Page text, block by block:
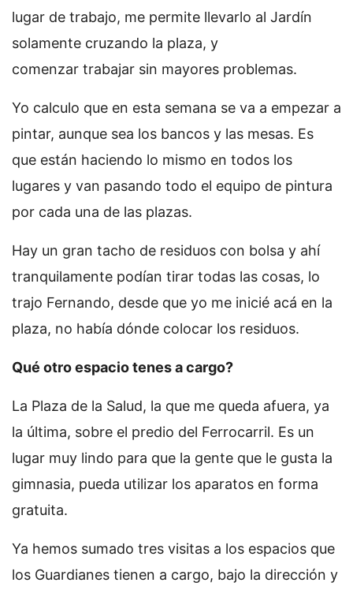
lugar de trabajo, me permite llevarlo al Jardín
solamente cruzando la plaza, y
comenzar trabajar sin mayores problemas.
Yo calculo que en esta semana se va a empezar a
pintar, aunque sea los bancos y las mesas. Es
que están haciendo lo mismo en todos los
lugares y van pasando todo el equipo de pintura
por cada una de las plazas.
Hay un gran tacho de residuos con bolsa y ahí
tranquilamente podían tirar todas las cosas, lo
trajo Fernando, desde que yo me inicié acá en la
plaza, no había dónde colocar los residuos.
Qué otro espacio tenes a cargo?
La Plaza de la Salud, la que me queda afuera, ya
la última, sobre el predio del Ferrocarril. Es un
lugar muy lindo para que la gente que le gusta la
gimnasia, pueda utilizar los aparatos en forma
gratuita.
Ya hemos sumado tres visitas a los espacios que
los Guardianes tienen a cargo, bajo la dirección y